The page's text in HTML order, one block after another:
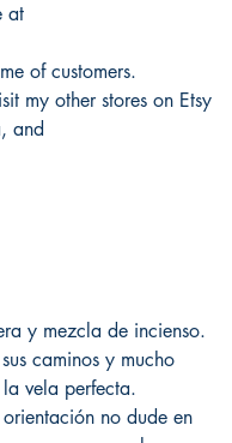
at
of customers.
my other stores on Etsy
and
y mezcla de incienso.
caminos y mucho
vela perfecta.
no dude en